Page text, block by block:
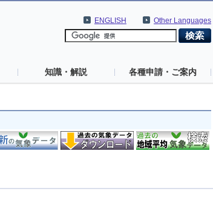
Other Languages
ENGLISH
知識・解説 各種申請・ご案内